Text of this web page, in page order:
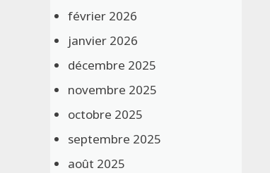
février 2026
janvier 2026
décembre 2025
novembre 2025
octobre 2025
septembre 2025
août 2025